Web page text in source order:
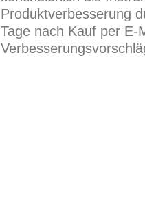
Produktverbesserung
Tage nach Kauf per E-